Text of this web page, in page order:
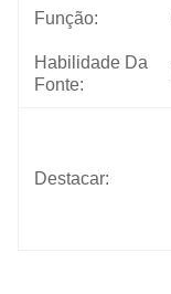
Função:
Habilidade Da
Fonte:
Destacar: